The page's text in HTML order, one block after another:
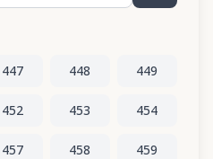
447 448 449
452 453 454
457 458 459